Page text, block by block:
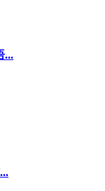
...